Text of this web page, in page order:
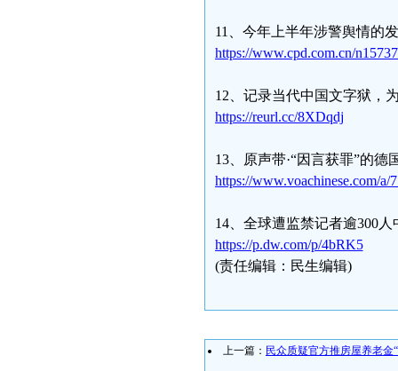
11、今年上半年涉警舆情的
https://www.cpd.com.cn/
12、记录当代中国文字狱，
https://reurl.cc/8XDqdj
13、原声带·“因言获罪”的
https://www.voachinese.com/a/
14、全球遭监禁记者逾300
https://p.dw.com/p/4bRK5
(责任编辑：民生编辑)
上一篇： 民众质疑官方推房屋养老金